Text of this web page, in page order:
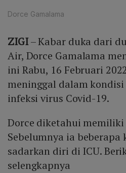
Dorce Gamalama
ZIGI– Kabar duka dari
Air, Dorce Gamalama
ini Rabu, 16 Februari
meninggal dalam
infeksi virus Covid-19.
Dorce diketahui
Sebelumnya ia
sadarkan diri di ICU.
selengkapnya